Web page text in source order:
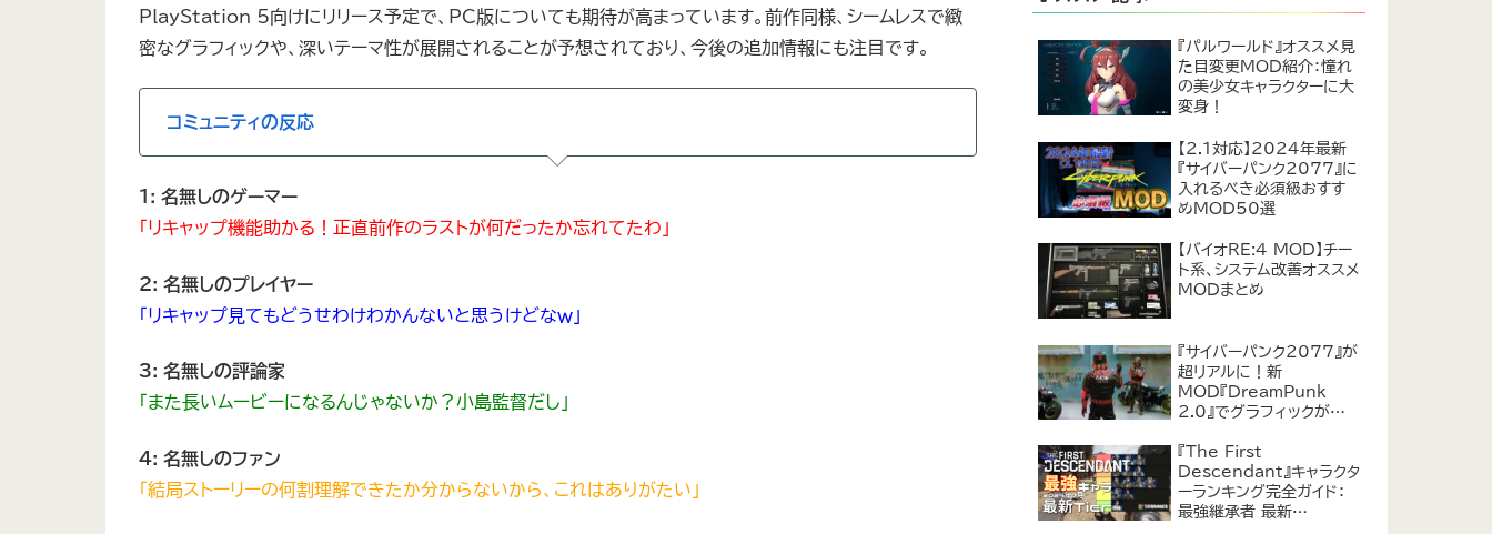
PlayStation 5向けにリリース予定で、PC版についても期待が高まっています。前作同様、シームレスで緻
密なグラフィックや、深いテーマ性が展開されることが予想されており、今後の追加情報にも注目です。
コミュニティの反応
1: 名無しのゲーマー
「リキャップ機能助かる！正直前作のラストが何だったか忘れてたわ」
2: 名無しのプレイヤー
「リキャップ見てもどうせわけわかんないと思うけどなｗ」
3: 名無しの評論家
「また長いムービーになるんじゃないか？小島監督だし」
4: 名無しのファン
「結局ストーリーの何割理解できたか分からないから、これはありがたい」
『パルワールド』オススメ見
た目変更MOD紹介：憧れ
の美少女キャラクターに大
変身！
【2.1対応】2024年最新
『サイバーパンク2077』に
入れるべき必須級おすす
めMOD50選
【バイオRE:4 MOD】チー
ト系、システム改善オススメ
MODまとめ
『サイバーパンク2077』が
超リアルに！新
MOD『DreamPunk
2.0』でグラフィックが恐ろ
『The First
Descendant』キャラクタ
ーランキング完全ガイド：
最強継承者 最新